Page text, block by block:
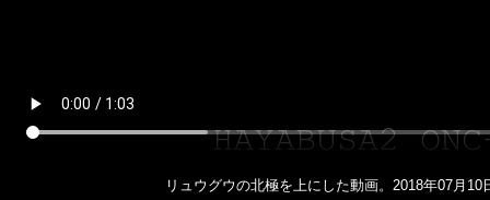
リュウグウの北極を上にした動画。2018年07月